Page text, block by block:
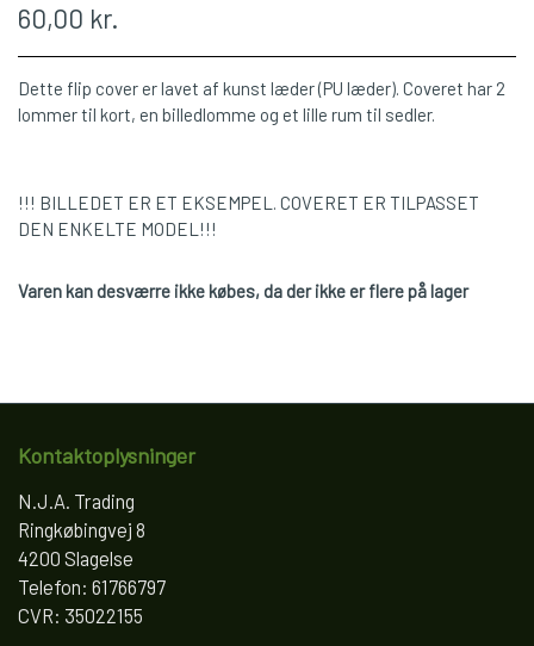
60,00 kr.
Dette flip cover er lavet af kunst læder (PU læder). Coveret har 2
lommer til kort, en billedlomme og et lille rum til sedler.
!!! BILLEDET ER ET EKSEMPEL. COVERET ER TILPASSET
DEN ENKELTE MODEL!!!
Varen kan desværre ikke købes, da der ikke er flere på lager
Kontaktoplysninger
N.J.A. Trading
Ringkøbingvej 8
4200 Slagelse
Telefon: 61766797
CVR: 35022155